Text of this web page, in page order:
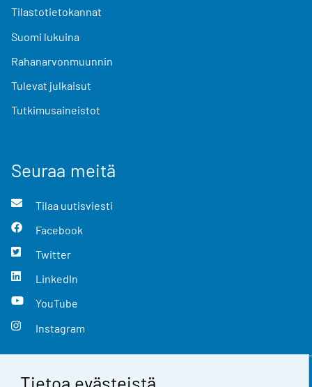
Tietoa evästeistä
Tilastotietokannat
Suomi lukuina
Rahanarvonmuunnin
Tulevat julkaisut
Tutkimusaineistot
Seuraa meitä
Tilaa uutisviesti
Facebook
Twitter
LinkedIn
YouTube
Instagram